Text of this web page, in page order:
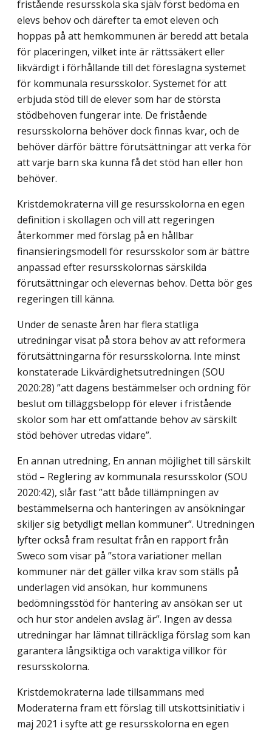
fristående resursskola ska själv först bedöma en
elevs behov och därefter ta emot eleven och
hoppas på att hem­kommunen är beredd att betala
för placeringen, vilket inte är rättssäkert eller
likvärdigt i förhållande till det föreslagna systemet
för kommunala resursskolor. Systemet för att
erbjuda stöd till de elever som har de största
stödbehoven fungerar inte. De fristående
resursskolorna behöver dock finnas kvar, och de
behöver därför bättre förutsättningar att verka för
att varje barn ska kunna få det stöd han eller hon
behöver.
Kristdemokraterna vill ge resursskolorna en egen
definition i skollagen och vill att regeringen
återkommer med förslag på en hållbar
finansieringsmodell för resursskolor som är bättre
anpassad efter resursskolornas särskilda
förutsättningar och elevernas behov. Detta bör ges
regeringen till känna.
Under de senaste åren har flera statliga
utredningar visat på stora behov av att reformera
förutsättningarna för resursskolorna. Inte minst
konstaterade Likvärdighets­utredningen (SOU
2020:28) ”att dagens bestämmelser och ordning för
beslut om tilläggsbelopp för elever i fristående
skolor som har ett omfattande behov av särskilt
stöd behöver utredas vidare”.
En annan utredning, En annan möjlighet till särskilt
stöd – Reglering av kommunala resursskolor (SOU
2020:42), slår fast ”att både tillämpningen av
bestämmelserna och hanteringen av ansökningar
skiljer sig betydligt mellan kommuner”. Utredningen
lyfter också fram resultat från en rapport från
Sweco som visar på ”stora variationer mellan
kommuner när det gäller vilka krav som ställs på
underlagen vid ansökan, hur kommunens
bedömningsstöd för hantering av ansökan ser ut
och hur stor andelen avslag är”. Ingen av dessa
utredningar har lämnat tillräckliga förslag som kan
garantera långsiktiga och varaktiga villkor för
resursskolorna.
Kristdemokraterna lade tillsammans med
Moderaterna fram ett förslag till utskotts­initiativ i
maj 2021 i syfte att ge resursskolorna en egen